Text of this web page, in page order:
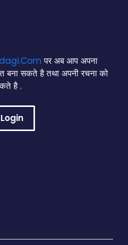
पर अब आप अपना
सकते है तथा अपनी रचना को
है .
Login